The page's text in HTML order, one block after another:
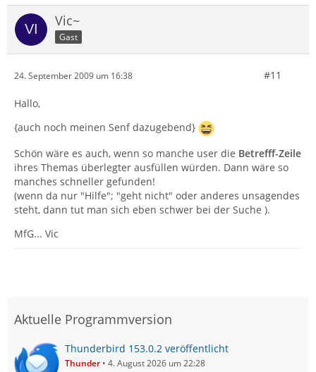
Vic~
Gast
24. September 2009 um 16:38 #11
Hallo,
{auch noch meinen Senf dazugebend}
Schön wäre es auch, wenn so manche user die Betrefff-Zeile
ihres Themas überlegter ausfüllen würden. Dann wäre so
manches schneller gefunden!
(wenn da nur "Hilfe"; "geht nicht" oder anderes unsagendes
steht, dann tut man sich eben schwer bei der Suche ).
MfG... Vic
Aktuelle Programmversion
Thunderbird 153.0.2 veröffentlicht
Thunder 4. August 2026 um 22:28